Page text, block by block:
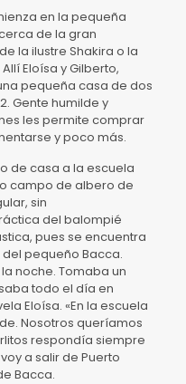
en la pequeña
de la gran
la ilustre Shakira o la
Eloísa y Gilberto,
pequeña casa de dos
Gente humilde y
les permite comprar
y poco más.
de casa a la escuela
campo de albero de
sin
del balompié
pues se encuentra
pequeño Bacca.
noche. Tomaba un
todo el día en
Eloísa. «En la escuela
Nosotros queríamos
respondía siempre
a salir de Puerto
Bacca.